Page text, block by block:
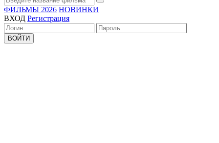
ФИЛЬМЫ 2026 НОВИНКИ
ВХОД Регистрация